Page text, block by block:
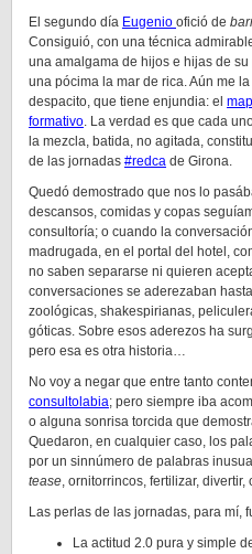
El segundo día Eugenio ofició de
Consiguió, con una técnica
una amalgama de hijos e hijas de
una pócima la mar de rica. Aún me
despacito, que tiene enjundia: el
formativo. La verdad es que cada
la mezcla, batida, no agitada,
de las jornadas #redca de Girona.
Quedó demostrado que nos lo
descansos, comidas y copas
consultoría; o cuando la
madrugada, en el portal del hotel,
no saben separarse ni quieren
conversaciones se aderezaban
zoológicas, shakespirianas,
góticas. Sobre esos aderezos ha
pero esa es otra historia…
No voy a negar que entre tanto
consultolabia; pero siempre iba
o alguna sonrisa torcida que
Quedaron, en cualquier caso, los
por un sinnúmero de palabras
tease, ornitorrincos, fertilizar,
Las perlas de las jornadas, para mí,
La actitud 2.0 pura y simple